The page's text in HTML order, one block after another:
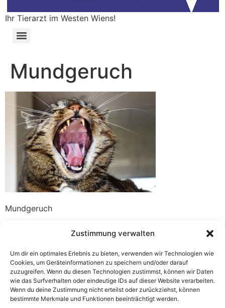
Zustimmung verwalten
Um dir ein optimales Erlebnis zu bieten, verwenden wir Technologien wie
Cookies, um Geräteinformationen zu speichern und/oder darauf
zuzugreifen. Wenn du diesen Technologien zustimmst, können wir Daten
wie das Surfverhalten oder eindeutige IDs auf dieser Website verarbeiten.
Wenn du deine Zustimmung nicht erteilst oder zurückziehst, können
bestimmte Merkmale und Funktionen beeinträchtigt werden.
Ihr Tierarzt im Westen Wiens!
Mundgeruch
Mundgeruch